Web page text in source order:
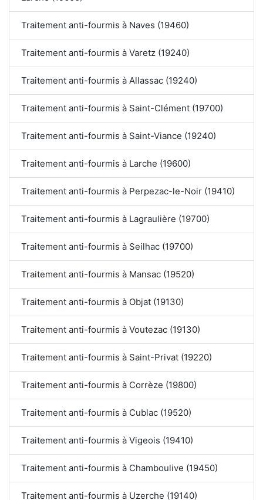
Traitement anti-fourmis à Naves (19460)
Traitement anti-fourmis à Varetz (19240)
Traitement anti-fourmis à Allassac (19240)
Traitement anti-fourmis à Saint-Clément (19700)
Traitement anti-fourmis à Saint-Viance (19240)
Traitement anti-fourmis à Larche (19600)
Traitement anti-fourmis à Perpezac-le-Noir (19410)
Traitement anti-fourmis à Lagraulière (19700)
Traitement anti-fourmis à Seilhac (19700)
Traitement anti-fourmis à Mansac (19520)
Traitement anti-fourmis à Objat (19130)
Traitement anti-fourmis à Voutezac (19130)
Traitement anti-fourmis à Saint-Privat (19220)
Traitement anti-fourmis à Corrèze (19800)
Traitement anti-fourmis à Cublac (19520)
Traitement anti-fourmis à Vigeois (19410)
Traitement anti-fourmis à Chamboulive (19450)
Traitement anti-fourmis à Uzerche (19140)